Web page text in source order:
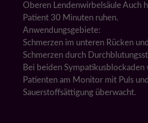
Oberen Lendenwirbelsäule Auch
Patient 30 Minuten ruhen.
Anwendungsgebiete:
Schmerzen im unteren Rücken
Schmerzen durch
Bei beiden Sympatikusblockaden
Patienten am Monitor mit Puls und
Sauerstoffsättigung überwacht.